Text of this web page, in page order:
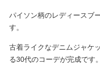
パイソン柄のレディースブ
す。
古着ライクなデニムジャケ
る30代のコーデが完成です。